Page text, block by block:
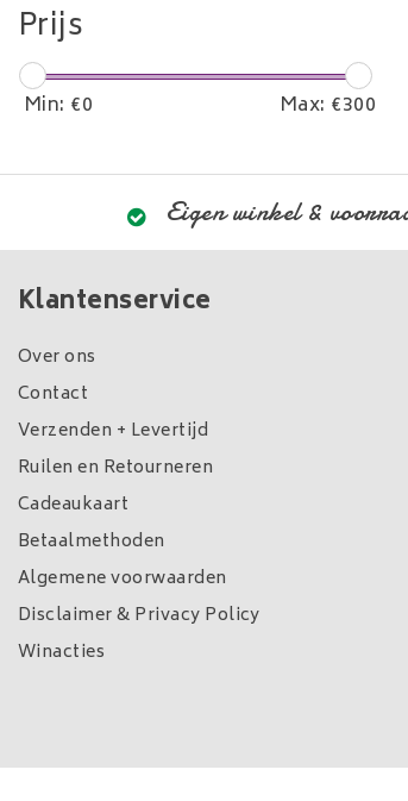
Prijs
Min: €0 Max: €300
Eigen winkel &
Klantenservice
Over ons
Contact
Verzenden + Levertijd
Ruilen en Retourneren
Cadeaukaart
Betaalmethoden
Algemene voorwaarden
Disclaimer & Privacy Policy
Winacties